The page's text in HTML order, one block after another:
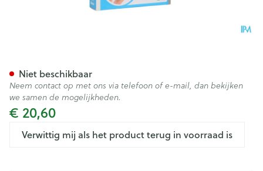
€ 20,60
Verwittig mij als het product terug in voorraad is
Niet beschikbaar
Neem contact op met ons via telefoon of e-mail, dan bekijken
we samen de mogelijkheden.